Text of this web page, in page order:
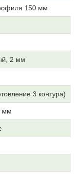
150 мм
2 мм
3 контура)
мм